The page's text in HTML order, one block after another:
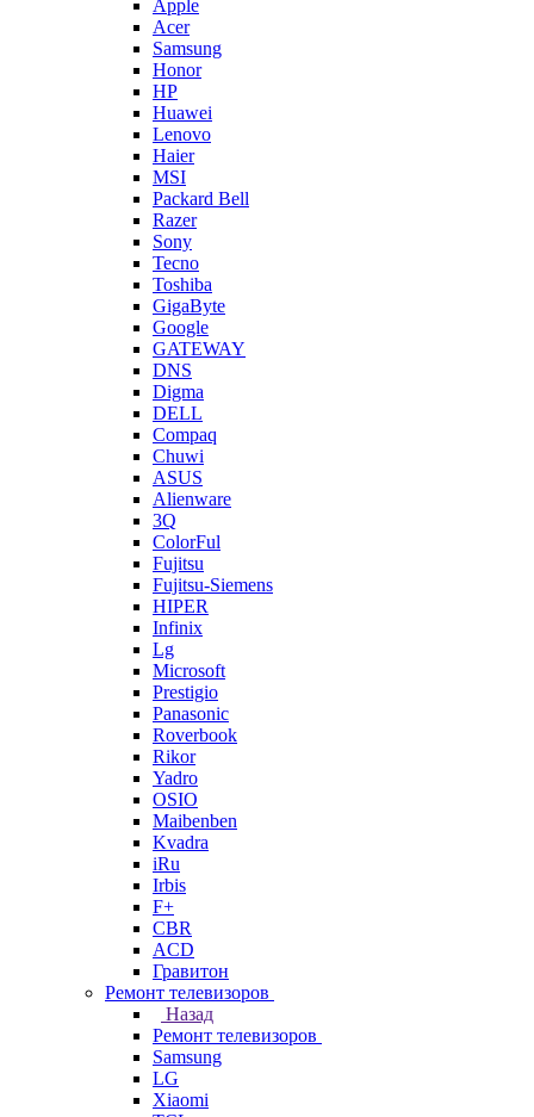
Apple
Acer
Samsung
Honor
HP
Huawei
Lenovo
Haier
MSI
Packard Bell
Razer
Sony
Tecno
Toshiba
GigaByte
Google
GATEWAY
DNS
Digma
DELL
Compaq
Chuwi
ASUS
Alienware
3Q
ColorFul
Fujitsu
Fujitsu-Siemens
HIPER
Infinix
Lg
Microsoft
Prestigio
Panasonic
Roverbook
Rikor
Yadro
OSIO
Maibenben
Kvadra
iRu
Irbis
F+
CBR
ACD
Гравитон
Ремонт телевизоров
Назад
Ремонт телевизоров
Samsung
LG
Xiaomi